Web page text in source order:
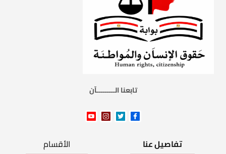
تابعنا الـــــــــآن
تفاصيل عنا الأقسام